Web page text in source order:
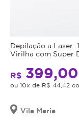
Depilação a Laser:
Virilha com Super
R$ 399,00
ou 10x de R$ 44,42
Vila Maria